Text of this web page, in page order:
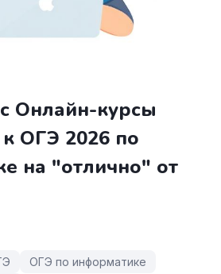
Онлайн-курсы
ОГЭ 2026 по
на "отлично" от
ОГЭ по информатике